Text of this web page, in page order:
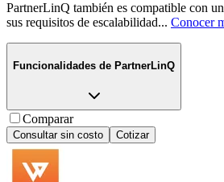
PartnerLinQ también es compatible con
sus requisitos de escalabilidad... Conocer
Funcionalidades de PartnerLinQ
Comparar
Consultar sin costo Cotizar